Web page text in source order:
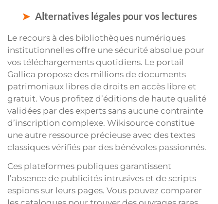
Alternatives légales pour vos lectures
Le recours à des bibliothèques numériques
institutionnelles offre une sécurité absolue pour
vos téléchargements quotidiens. Le portail
Gallica propose des millions de documents
patrimoniaux libres de droits en accès libre et
gratuit. Vous profitez d’éditions de haute qualité
validées par des experts sans aucune contrainte
d’inscription complexe. Wikisource constitue
une autre ressource précieuse avec des textes
classiques vérifiés par des bénévoles passionnés.
Ces plateformes publiques garantissent
l’absence de publicités intrusives et de scripts
espions sur leurs pages. Vous pouvez comparer